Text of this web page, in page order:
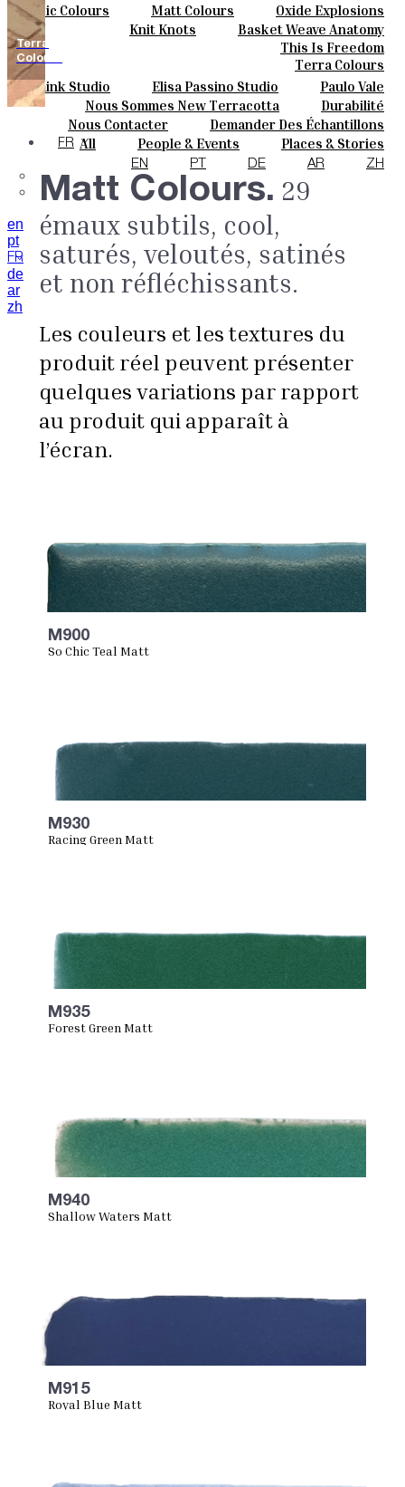
Hand Painted
Bold Pattern
Parquet Bisque
Natural Cotto
Elisa Passino
Smink
Paulo Vale
Basic Colours Matt Colours
Oxide Explosions
Special Firing
Vintage Metallics
Dry Colours
Terra Colours
Céramique
Knit Knots
Basket Weave Anatomy
This Is Freedom
Sur Mesure
Designers
Smink Studio Elisa Passino Studio Paulo Vale
À Propos
Nous Sommes New Terracotta
Durabilité
Le Studio
Contacts
Nous Contacter
Demander Des Échantillons
Comment Acheter
Catalogues Et Spécifications Techniques
FAQ
Journal
All People & Events
Places & Stories
Materials & Sustainability
Inspiration & Culture
FR
EN PT DE AR ZH
en
pt
FR
de
ar
zh
Terra
Colours
Matt Colours. 29
émaux subtils, cool,
saturés, veloutés, satinés
et non réfléchissants.
Les couleurs et les textures du
produit réel peuvent présenter
quelques variations par rapport
au produit qui apparaît à
l’écran.
M900
So Chic Teal Matt
M930
Racing Green Matt
M935
Forest Green Matt
M940
Shallow Waters Matt
M915
Royal Blue Matt